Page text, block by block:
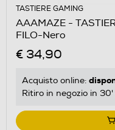
TASTIERE GAMING
AAAMAZE -
FILO-Nero
€ 34,90
Acquisto online:
Ritiro in negozio in